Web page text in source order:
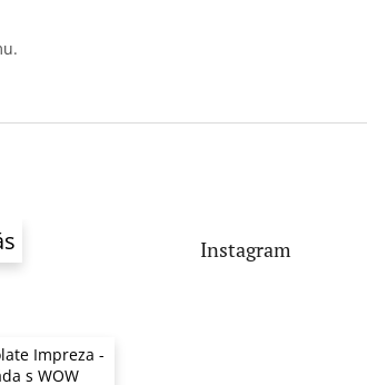
Impreza -
s WOW
Instagram